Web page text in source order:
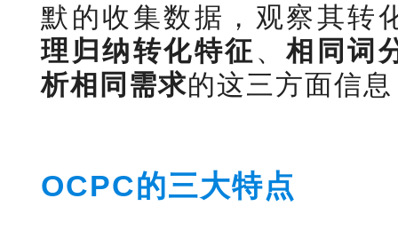
默的收集数据，观察其转
理归纳转化特征 、相同词
析相同需求的这三方面信息
OCPC的三大特点